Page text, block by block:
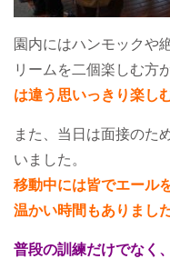
園内にはハンモックや
リームを二個楽しむ方
は違う思いっきり楽し
また、当日は面接のた
いました。
移動中には皆でエール
温かい時間もありました
普段の訓練だけでなく